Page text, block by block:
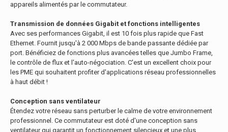
appareils alimentés par le commutateur.
Transmission de données Gigabit et fonctions intelligentes
Avec ses performances Gigabit, il est 10 fois plus rapide que Fast
Ethernet. Fournit jusqu'à 2 000 Mbps de bande passante dédiée par
port. Bénéficiez de fonctions plus avancées telles que Jumbo Frame,
le contrôle de flux et l'auto-négociation. C'est un excellent choix pour
les PME qui souhaitent profiter d'applications réseau professionnelles
à haut débit !
Conception sans ventilateur
Étendez votre réseau sans perturber le calme de votre environnement
professionnel. Ce commutateur est doté d'une conception sans
ventilateur qui garantit un fonctionnement silencieux et une plus